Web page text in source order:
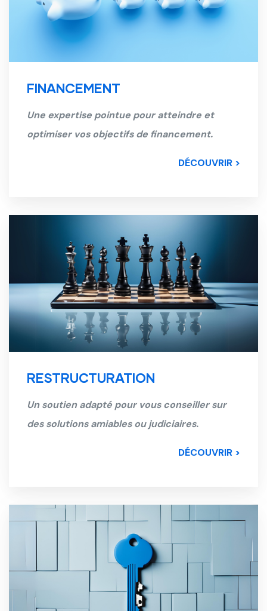
FINANCEMENT
Une expertise pointue pour atteindre et
optimiser vos objectifs de financement.
DÉCOUVRIR >
RESTRUCTURATION
Un soutien adapté pour vous conseiller sur
des solutions amiables ou judiciaires.
DÉCOUVRIR >